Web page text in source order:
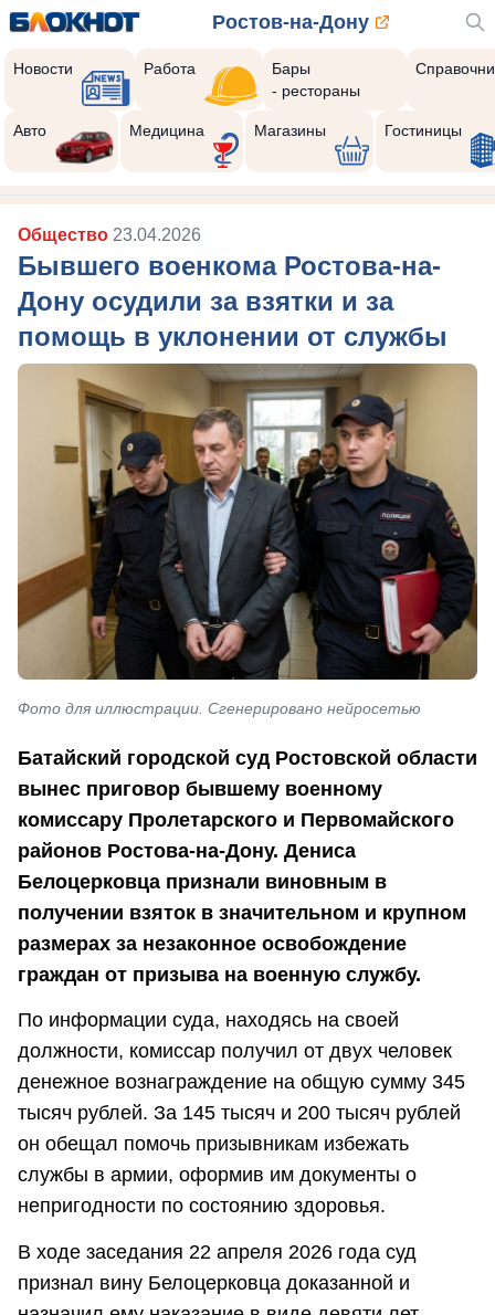
Ростов-на-Дону
Новости Работа
Бары
- рестораны
Авто Медицина Магазины Гостиницы
Общество 23.04.2026
Бывшего военкома Ростова-на-
Дону осудили за взятки и за
помощь в уклонении от службы
Фото для иллюстрации. Сгенерировано нейросетью
Батайский городской суд Ростовской области
вынес приговор бывшему военному
комиссару Пролетарского и Первомайского
районов Ростова-на-Дону. Дениса
Белоцерковца признали виновным в
получении взяток в значительном и крупном
размерах за незаконное освобождение
граждан от призыва на военную службу.
По информации суда, находясь на своей
должности, комиссар получил от двух человек
денежное вознаграждение на общую сумму 345
тысяч рублей. За 145 тысяч и 200 тысяч рублей
он обещал помочь призывникам избежать
службы в армии, оформив им документы о
непригодности по состоянию здоровья.
В ходе заседания 22 апреля 2026 года суд
признал вину Белоцерковца доказанной и